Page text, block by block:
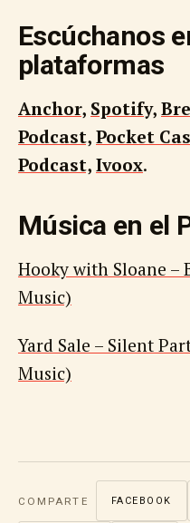
Escúchanos
plataformas
Anchor, Spotify,
Podcast, Pocket
Podcast, Ivoox.
Música en el
Hooky with Sloane –
Music)
Yard Sale – Silent
Music)
COMPARTE FACEBOOK